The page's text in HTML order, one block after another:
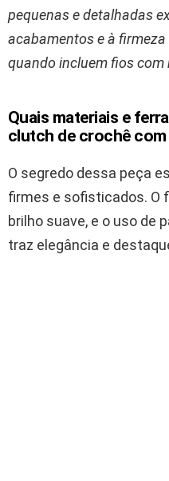
pequenas e detalhadas
acabamentos e à
quando incluem fios com
Quais materiais e
clutch de crochê com
O segredo dessa peça
firmes e sofisticados. O
brilho suave, e o uso de
traz elegância e